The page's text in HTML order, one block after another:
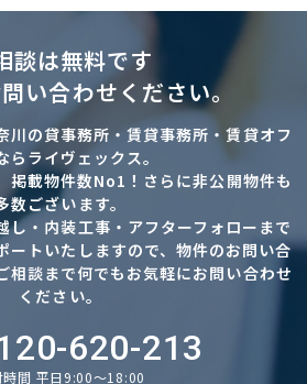
談は無料です
い合わせください。
川の貸事務所・賃貸事務所・賃貸オフ
らライヴェックス。
掲載物件数No1！さらに非公開物件も
数ございます。
し・内装工事・アフターフォローまで
ートいたしますので、物件のお問い合
相談まで何でもお気軽にお問い合わせ
ください。
620-213
時間 平日9:00～18:00